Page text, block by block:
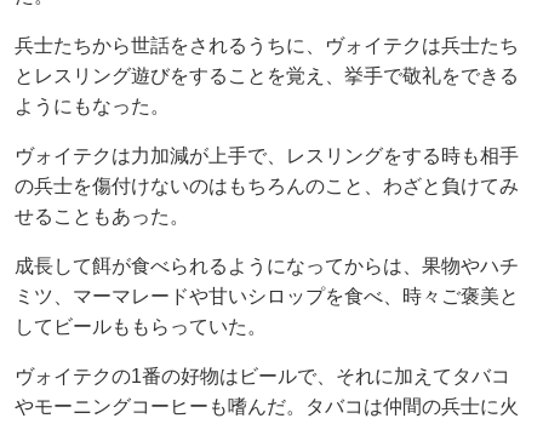
兵士たちから世話をされるうちに、ヴォイテクは兵士たち
とレスリング遊びをすることを覚え、挙手で敬礼をできる
ようにもなった。
ヴォイテクは力加減が上手で、レスリングをする時も相手
の兵士を傷付けないのはもちろんのこと、わざと負けてみ
せることもあった。
成長して餌が食べられるようになってからは、果物やハチ
ミツ、マーマレードや甘いシロップを食べ、時々ご褒美と
してビールももらっていた。
ヴォイテクの1番の好物はビールで、それに加えてタバコ
やモーニングコーヒーも嗜んだ。タバコは仲間の兵士に火